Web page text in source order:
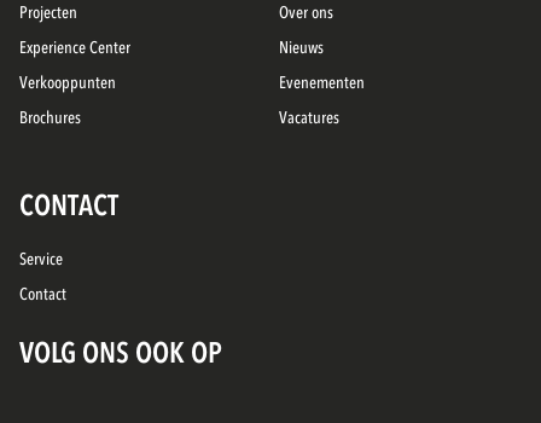
Projecten
Experience Center
Verkooppunten
Brochures
Over ons
Nieuws
Evenementen
Vacatures
CONTACT
Service
Contact
VOLG ONS OOK OP